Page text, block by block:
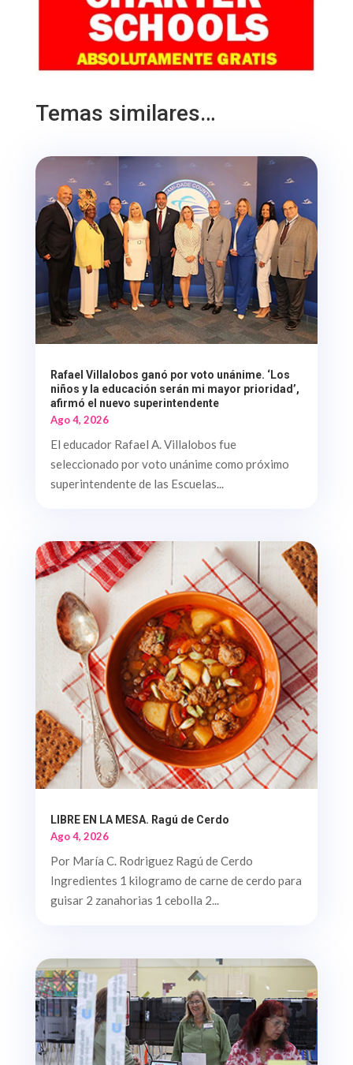
Temas similares…
Rafael Villalobos ganó por voto unánime. ‘Los
niños y la educación serán mi mayor prioridad’,
afirmó el nuevo superintendente
Ago 4, 2026
El educador Rafael A. Villalobos fue
seleccionado por voto unánime como próximo
superintendente de las Escuelas...
LIBRE EN LA MESA. Ragú de Cerdo
Ago 4, 2026
Por María C. Rodriguez Ragú de Cerdo
Ingredientes 1 kilogramo de carne de cerdo para
guisar 2 zanahorias 1 cebolla 2...